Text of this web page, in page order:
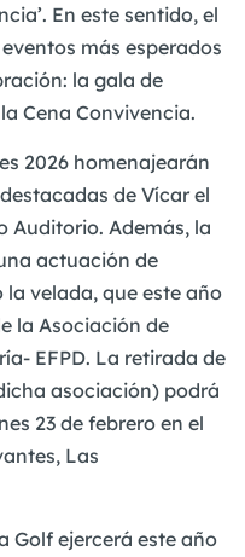
En este sentido, el
más esperados
la gala de
Cena Convivencia.
2026 homenajearán
de Vícar el
Auditorio. Además, la
actuación de
velada, que este año
la Asociación de
EFPD. La retirada de
asociación) podrá
23 de febrero en el
Las
Golf ejercerá este año